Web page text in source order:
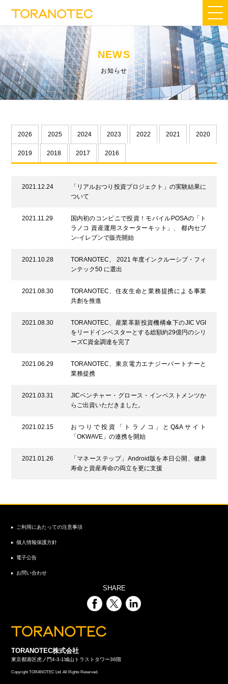
NEWS
お知らせ
2026 2025 2024 2023 2022 2021 2020
2019 2018 2017 2016
2021.12.24
「リアルおつり投資プロジェクト」の実験結果に
ついて
2021.11.29
国内初のコンビニで投資！モバイルPOSAの「ト
ラノコ 資産運用スターターキット」、 都内セブ
ン-イレブンで販売開始
2021.10.28
TORANOTEC、 2021 年度インクルーシブ・フィ
ンテック50 に選出
2021.08.30
TORANOTEC、住友生命と業務提携による事業
共創を推進
2021.08.30
TORANOTEC、産業革新投資機構傘下のJIC VGI
をリードインベスターとする総額約29億円のシリ
ーズC資金調達を完了
2021.06.29
TORANOTEC、東京電力エナジーパートナーと
業務提携
2021.03.31
JICベンチャー・グロース・インベストメンツか
らご出資いただきました。
2021.02.15
おつりで投資「トラノコ」とQ&Aサイト
「OKWAVE」の連携を開始
2021.01.26
「マネーステップ」Android版を本日公開、健康
寿命と資産寿命の両立を更に支援
ご利用にあたっての注意事項
個人情報保護方針
電子公告
お問い合わせ
SHARE
TORANOTEC株式会社
東京都港区虎ノ門4-3-1城山トラストタワー36階
Copyright TORANOTEC Ltd. All Rights Reserved.